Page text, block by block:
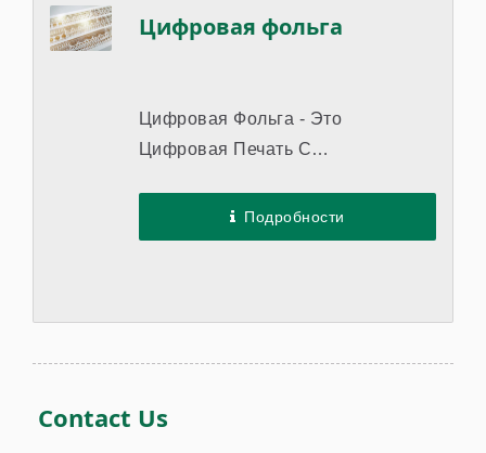
Цифровая фольга
Цифровая Фольга - Это
Цифровая Печать С
Впрыскивание УФ-Лака...
Подробности